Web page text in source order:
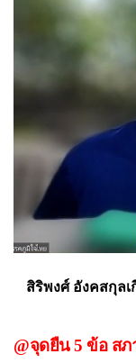
สิริพงศ์ อังคสกุล
@จุดยืน 5 ข้อ สภ